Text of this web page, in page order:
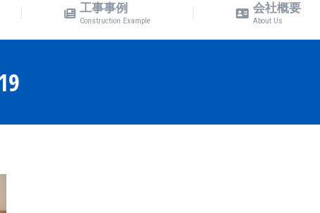
工事事例
Construction Example
会社概要
About Us